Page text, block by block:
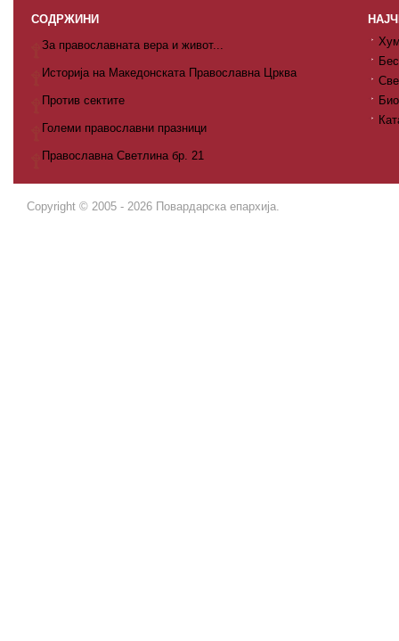
СОДРЖИНИ
За православната вера и живот...
Историја на Македонската Православна Црква
Против сектите
Големи православни празници
Православна Светлина бр. 21
Copyright © 2005 - 2026 Повардарска епархија.